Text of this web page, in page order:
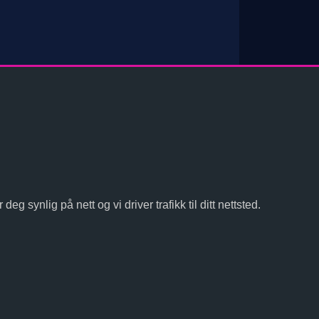
synlig på nett og vi driver trafikk til ditt nettsted.